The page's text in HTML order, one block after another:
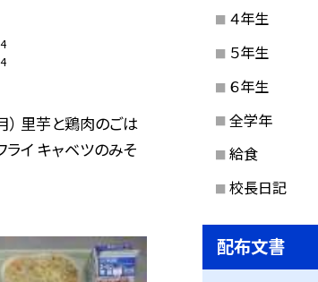
） 里芋と鶏肉のごは
ライ キャベツのみそ
４年生
５年生
６年生
全学年
給食
校長日記
配布文書